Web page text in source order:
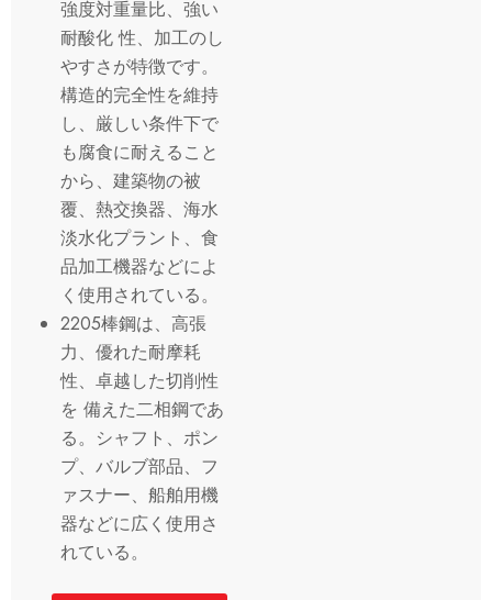
強度対重量比、強い
耐酸化 性、加工のし
やすさが特徴です。
構造的完全性を維持
し、厳しい条件下で
も腐食に耐えること
から、建築物の被
覆、熱交換器、海水
淡水化プラント、食
品加工機器などによ
く使用されている。
2205棒鋼は、高張
力、優れた耐摩耗
性、卓越した切削性
を 備えた二相鋼であ
る。シャフト、ポン
プ、バルブ部品、フ
ァスナー、船舶用機
器などに広く使用さ
れている。